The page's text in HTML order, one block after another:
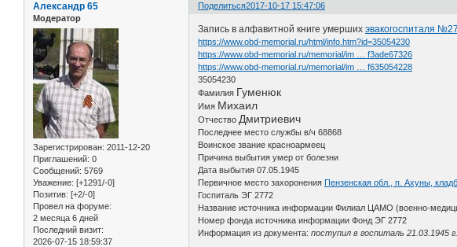
Поделиться2017-10-17 15:47:06
Александр 65
Модератор
Зарегистрирован: 2011-12-20
Приглашений: 0
Сообщений: 5769
Уважение: [+1291/-0]
Позитив: [+2/-0]
Провел на форуме:
2 месяца 6 дней
Последний визит:
2026-07-15 18:59:37
Запись в алфавитной книге умершихэвакогоспиталя
https://www.obd-memorial.ru/html/info.htm?id=35054230
https://www.obd-memorial.ru/memorial/im … f3ade67326
https://www.obd-memorial.ru/memorial/im … f635054228
35054230
Фамилия Гуменюк
Имя Михаил
Отчество Дмитриевич
Последнее место службы в/ч 68868
Воинское звание красноармеец
Причина выбытия умер от болезни
Дата выбытия 07.05.1945
Первичное место захороненияПензенская обл., п. Ахуны,
Госпиталь ЭГ 2772
Название источника информации Филиал ЦАМО (военно-
Номер фонда источника информации Фонд ЭГ 2772
Информация из документа: поступил в госпиталь 21.03.1945 г.